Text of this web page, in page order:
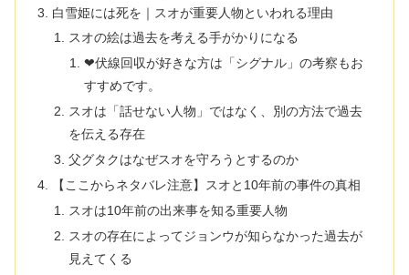
白雪姫には死を｜スオが重要人物といわれる理由
スオの絵は過去を考える手がかりになる
❤伏線回収が好きな方は「シグナル」の考察もお
すすめです。
スオは「話せない人物」ではなく、別の方法で過去
を伝える存在
父グタクはなぜスオを守ろうとするのか
【ここからネタバレ注意】スオと10年前の事件の真相
スオは10年前の出来事を知る重要人物
スオの存在によってジョンウが知らなかった過去が
見えてくる